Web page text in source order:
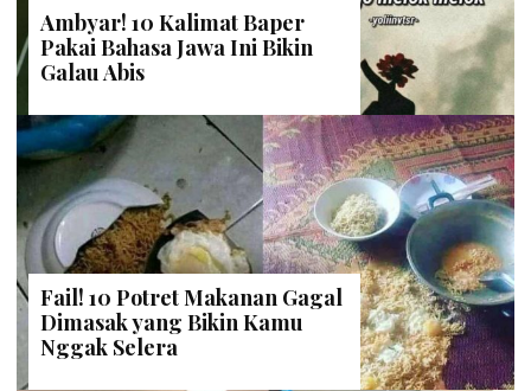
Ambyar! 10 Kalimat Baper
Pakai Bahasa Jawa Ini Bikin
Galau Abis
Fail! 10 Potret Makanan Gagal
Dimasak yang Bikin Kamu
Nggak Selera